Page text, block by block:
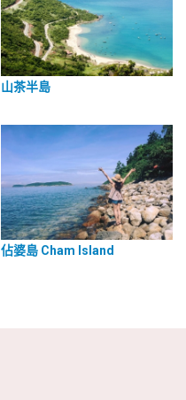
山茶半島
佔婆島 Cham Island